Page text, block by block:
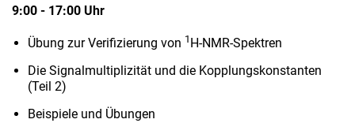
9:00 - 17:00 Uhr
Übung zur Verifizierung von 1 H-NMR-Spektren
Die Signalmultiplizität und die Kopplungskonstanten
(Teil 2)
Beispiele und Übungen